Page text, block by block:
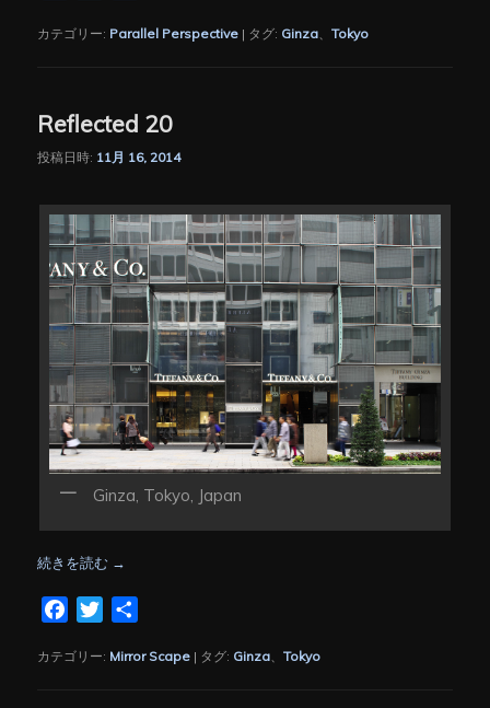
カテゴリー: Parallel Perspective | タグ: Ginza 、Tokyo
Reflected 20
投稿日時: 11月 16, 2014
Ginza, Tokyo, Japan
続きを読む →
FacebookTwitter
カテゴリー: Mirror Scape | タグ: Ginza 、Tokyo